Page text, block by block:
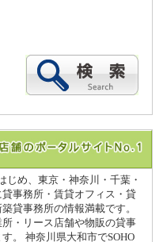
じめ、東京・神奈川・千葉・
事務所・賃貸オフィス・貸
貸事務所の情報満載です。
・リース店舗や物販の貸事
。 神奈川県大和市でSOHO